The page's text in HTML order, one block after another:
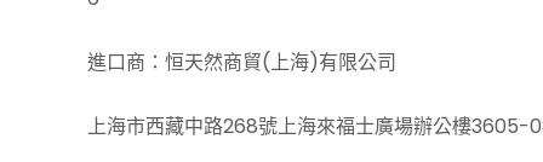
進口商：恒天然商貿(上海)有限公司
上海市西藏中路268號上海來福士廣場辦公樓3605-